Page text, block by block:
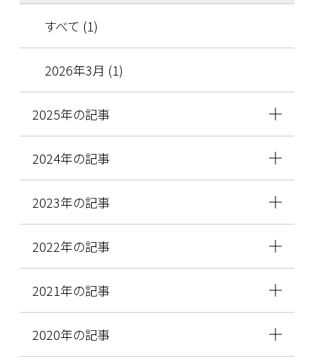
すべて (1)
2026年3月 (1)
2025年の記事
2024年の記事
2023年の記事
2022年の記事
2021年の記事
2020年の記事